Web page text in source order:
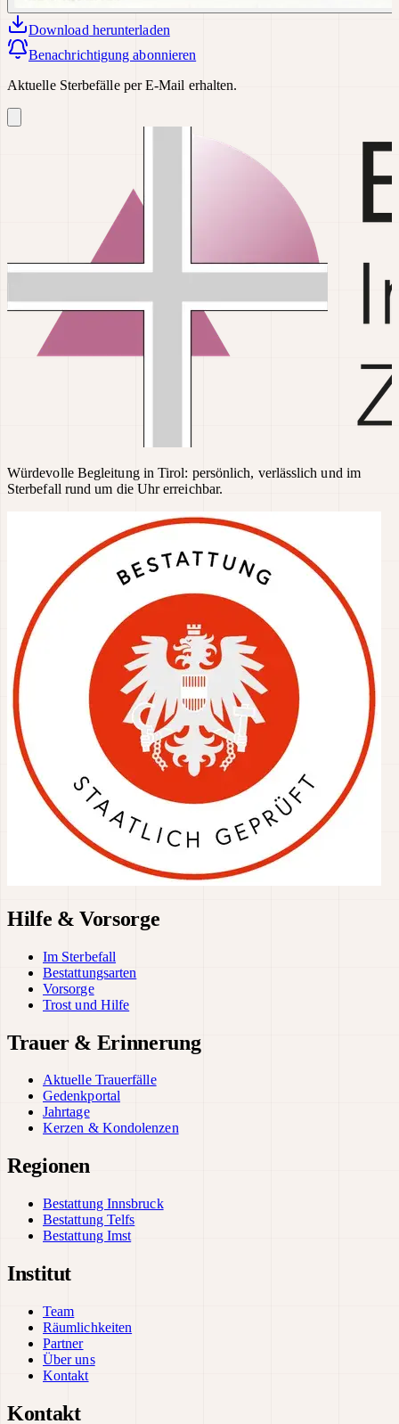
Download herunterladen
Benachrichtigung abonnieren
Aktuelle Sterbefälle per E-Mail erhalten.
Würdevolle Begleitung in Tirol: persönlich, verlässlich und im
Sterbefall rund um die Uhr erreichbar.
Hilfe & Vorsorge
Im Sterbefall
Bestattungsarten
Vorsorge
Trost und Hilfe
Trauer & Erinnerung
Aktuelle Trauerfälle
Gedenkportal
Jahrtage
Kerzen & Kondolenzen
Regionen
Bestattung Innsbruck
Bestattung Telfs
Bestattung Imst
Institut
Team
Räumlichkeiten
Partner
Über uns
Kontakt
Kontakt